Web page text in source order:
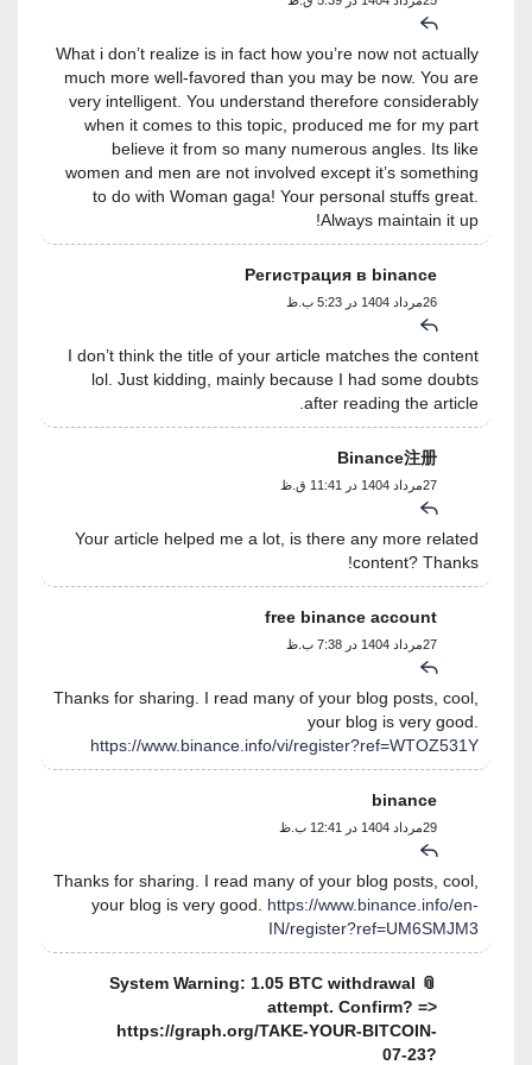
What i don’t realize is in fact how you’re now not actually
much more well-favored than you may be now. You are
very intelligent. You understand therefore considerably
when it comes to this topic, produced me for my part
believe it from so many numerous angles. Its like
women and men are not involved except it’s something
to do with Woman gaga! Your personal stuffs great.
Always maintain it up!
Регистрация в binance
I don’t think the title of your article matches the content
lol. Just kidding, mainly because I had some doubts
after reading the article.
Binance注册
Your article helped me a lot, is there any more related
content? Thanks!
free binance account
Thanks for sharing. I read many of your blog posts, cool,
your blog is very good.
https://www.binance.info/vi/register?ref=WTOZ531Y
binance
Thanks for sharing. I read many of your blog posts, cool,
your blog is very good.https://www.binance.info/en-
IN/register?ref=UM6SMJM3
📎 System Warning: 1.05 BTC withdrawal
attempt. Confirm? =>
https://graph.org/TAKE-YOUR-BITCOIN-
07-23?